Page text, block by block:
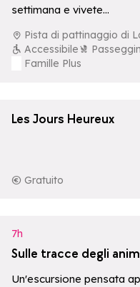
settimana e vivete…
Pista di pattinaggio di La
Accessibile
Famille Plus
Les Jours Heureux
Gratuito
7h
Sulle tracce degli
Un'escursione pensata